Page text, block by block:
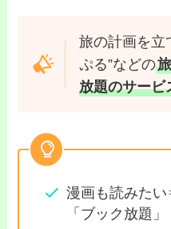
旅の計画を立
ぷる”などの
放題のサービ
漫画も読みた
「ブック放題」